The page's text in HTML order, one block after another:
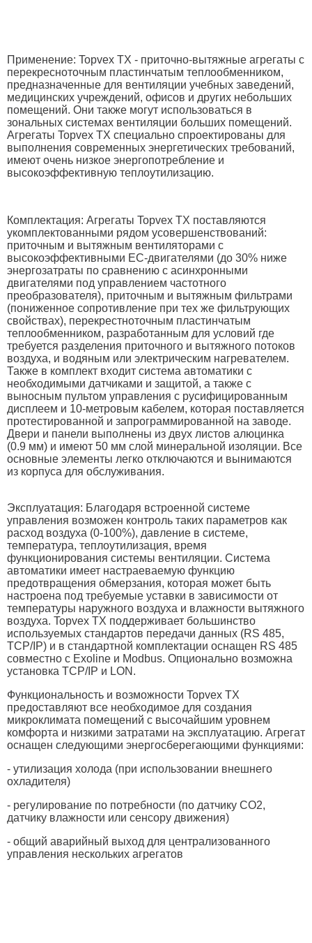
Применение: Topvex TХ - приточно-вытяжные агрегаты с
перекресноточным пластинчатым теплообменником,
предназначенные для вентиляции учебных заведений,
медицинских учреждений, офисов и других небольших
помещений. Они также могут использоваться в
зональных системах вентиляции больших помещений.
Агрегаты Topvex TX специально спроектированы для
выполнения современных энергетических требований,
имеют очень низкое энергопотребление и
высокоэффективную теплоутилизацию.
Комплектация: Агрегаты Topvex TХ поставляются
укомплектованными рядом усовершенствований:
приточным и вытяжным вентиляторами с
высокоэффективными ЕС-двигателями (до 30% ниже
энергозатраты по сравнению с асинхронными
двигателями под управлением частотного
преобразователя), приточным и вытяжным фильтрами
(пониженное сопротивление при тех же фильтрующих
свойствах), перекрестноточным пластинчатым
теплообменником, разработанным для условий где
требуется разделения приточного и вытяжного потоков
воздуха, и водяным или электрическим нагревателем.
Также в комплект входит система автоматики с
необходимыми датчиками и защитой, а также с
выносным пультом управления с русифицированным
дисплеем и 10-метровым кабелем, которая поставляется
протестированной и запрограммированной на заводе.
Двери и панели выполнены из двух листов алюцинка
(0.9 мм) и имеют 50 мм слой минеральной изоляции. Все
основные элементы легко отключаются и вынимаются
из корпуса для обслуживания.
Эксплуатация: Благодаря встроенной системе
управления возможен контроль таких параметров как
расход воздуха (0-100%), давление в системе,
температура, теплоутилизация, время
функционирования системы вентиляции. Система
автоматики имеет настраеваемую функцию
предотвращения обмерзания, которая может быть
настроена под требуемые уставки в зависимости от
температуры наружного воздуха и влажности вытяжного
воздуха. Topvex TХ поддерживает большинство
используемых стандартов передачи данных (RS 485,
TCP/IP) и в стандартной комплектации оснащен RS 485
совместно с Exoline и Modbus. Опционально возможна
установка TCP/IP и LON.
Функциональность и возможности Topvex TХ
предоставляют все необходимое для создания
микроклимата помещений с высочайшим уровнем
комфорта и низкими затратами на эксплуатацию. Агрегат
оснащен следующими энергосберегающими функциями:
- утилизация холода (при использовании внешнего
охладителя)
- регулирование по потребности (по датчику СО2,
датчику влажности или сенсору движения)
- общий аварийный выход для централизованного
управления нескольких агрегатов